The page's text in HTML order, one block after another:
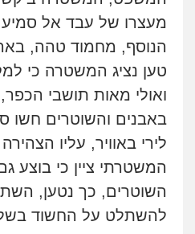
מעצרו של עבד אל סמיע
הנוסף, מחמוד טהה,
טען נציג המשטרה כי
ואולי מאות תושבי
באבנים והשוטרים חשו
לירי באוויר, עליו
המשטרתי ציין כי בוצע
השוטרים, כך נטען,
להשתלט על החשוד